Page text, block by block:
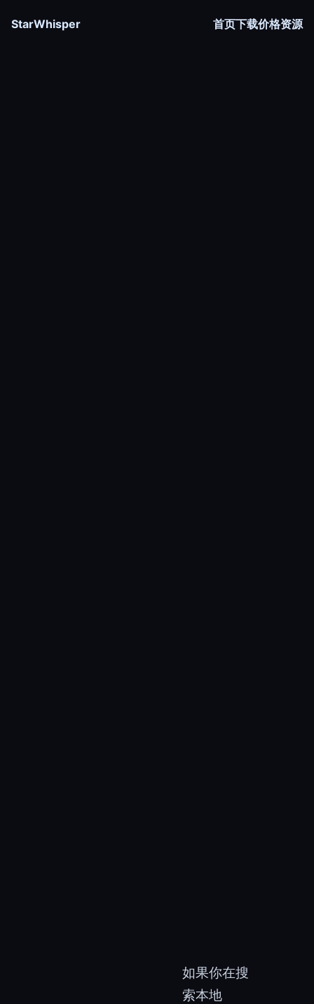
StarWhisper 首页下载价格资源
如果你在搜
索本地